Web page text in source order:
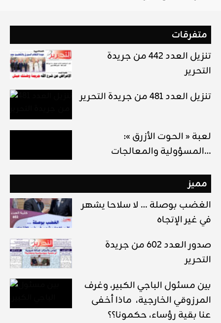
متفرقات
تنزيل العدد 442 من جريدة
التحرير
تنزيل العدد 481 من جريدة التحرير
لعبة « الحوت الأزرق »:
المسؤولية والمعالجات…
مميز
الغضب بوصلة … لا سلاحا يشهر
في غير الإتجاه
صدور العدد 602 من جريدة
التحرير
بين مسئول الباجي الكبير، وغرف
المرزوقي الخارجية، ماذا أخفى
عنا بقية رؤساء، حكمونا؟؟